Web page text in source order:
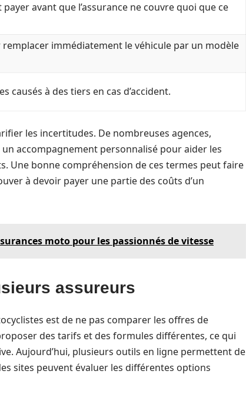
avant que l’assurance ne couvre quoi que ce
immédiatement le véhicule par un modèle
causés à des tiers en cas d’accident.
les incertitudes. De nombreuses agences,
accompagnement personnalisé pour aider les
Une bonne compréhension de ces termes peut faire
à devoir payer une partie des coûts d’un
moto pour les passionnés de vitesse
assureurs
est de ne pas comparer les offres de
des tarifs et des formules différentes, ce qui
Aujourd’hui, plusieurs outils en ligne permettent de
sites peuvent évaluer les différentes options